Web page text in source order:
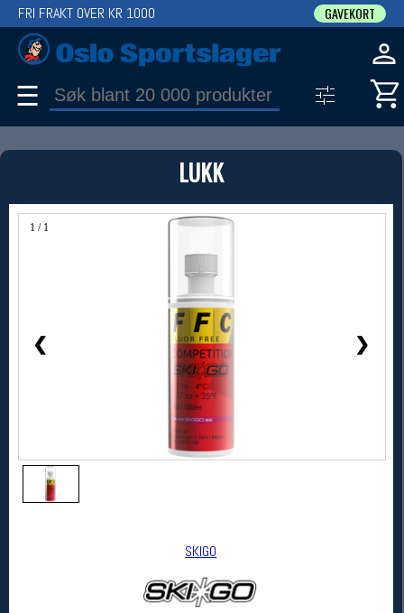
LUKK
1 / 1
❮ ❯
SKIGO
FRI FRAKT OVER KR 1000 GAVEKORT
☰
PRODUKT
Produkter (1)
Bruk filter til å spisse søket